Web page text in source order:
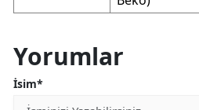
Yorumlar
İsim*